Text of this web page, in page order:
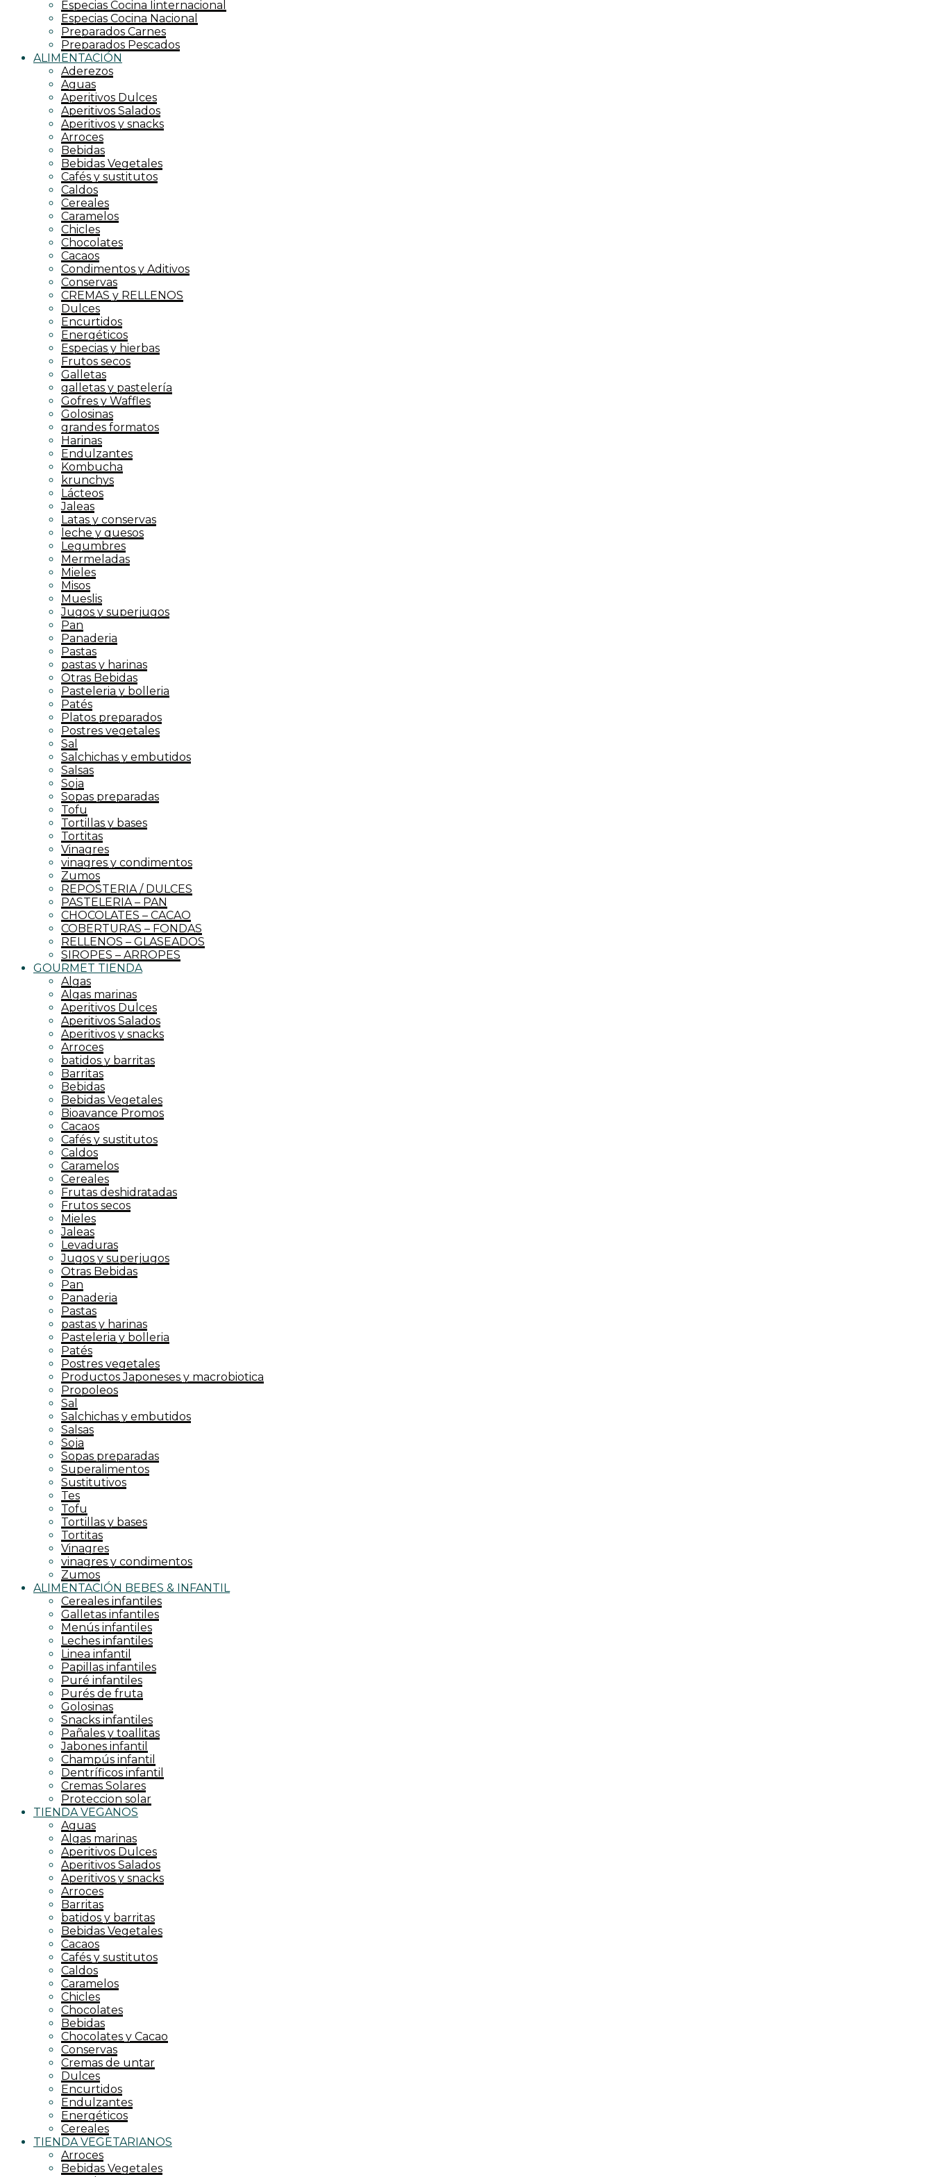
Especias Cocina Iinternacional
Especias Cocina Nacional
Preparados Carnes
Preparados Pescados
ALIMENTACIÓN
Aderezos
Aguas
Aperitivos Dulces
Aperitivos Salados
Aperitivos y snacks
Arroces
Bebidas
Bebidas Vegetales
Cafés y sustitutos
Caldos
Cereales
Caramelos
Chicles
Chocolates
Cacaos
Condimentos y Aditivos
Conservas
CREMAS y RELLENOS
Dulces
Encurtidos
Energéticos
Especias y hierbas
Frutos secos
Galletas
galletas y pastelería
Gofres y Waffles
Golosinas
grandes formatos
Harinas
Endulzantes
Kombucha
krunchys
Lácteos
Jaleas
Latas y conservas
leche y quesos
Legumbres
Mermeladas
Mieles
Misos
Mueslis
Jugos y superjugos
Pan
Panaderia
Pastas
pastas y harinas
Otras Bebidas
Pasteleria y bolleria
Patés
Platos preparados
Postres vegetales
Sal
Salchichas y embutidos
Salsas
Soja
Sopas preparadas
Tofu
Tortillas y bases
Tortitas
Vinagres
vinagres y condimentos
Zumos
REPOSTERIA / DULCES
PASTELERIA – PAN
CHOCOLATES – CACAO
COBERTURAS – FONDAS
RELLENOS – GLASEADOS
SIROPES – ARROPES
GOURMET TIENDA
Algas
Algas marinas
Aperitivos Dulces
Aperitivos Salados
Aperitivos y snacks
Arroces
batidos y barritas
Barritas
Bebidas
Bebidas Vegetales
Bioavance Promos
Cacaos
Cafés y sustitutos
Caldos
Caramelos
Cereales
Frutas deshidratadas
Frutos secos
Mieles
Jaleas
Levaduras
Jugos y superjugos
Otras Bebidas
Pan
Panaderia
Pastas
pastas y harinas
Pasteleria y bolleria
Patés
Postres vegetales
Productos Japoneses y macrobiotica
Propoleos
Sal
Salchichas y embutidos
Salsas
Soja
Sopas preparadas
Superalimentos
Sustitutivos
Tes
Tofu
Tortillas y bases
Tortitas
Vinagres
vinagres y condimentos
Zumos
ALIMENTACIÓN BEBES & INFANTIL
Cereales infantiles
Galletas infantiles
Menús infantiles
Leches infantiles
Linea infantil
Papillas infantiles
Puré infantiles
Purés de fruta
Golosinas
Snacks infantiles
Pañales y toallitas
Jabones infantil
Champús infantil
Dentríficos infantil
Cremas Solares
Proteccion solar
TIENDA VEGANOS
Aguas
Algas marinas
Aperitivos Dulces
Aperitivos Salados
Aperitivos y snacks
Arroces
Barritas
batidos y barritas
Bebidas Vegetales
Cacaos
Cafés y sustitutos
Caldos
Caramelos
Chicles
Chocolates
Bebidas
Chocolates y Cacao
Conservas
Cremas de untar
Dulces
Encurtidos
Endulzantes
Energéticos
Cereales
TIENDA VEGETARIANOS
Arroces
Bebidas Vegetales